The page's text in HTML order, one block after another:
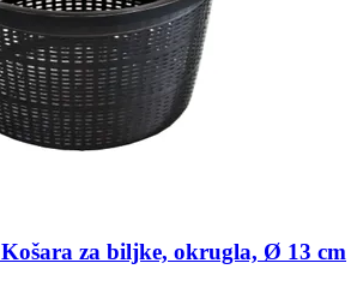
Košara za biljke, okrugla, Ø 13 cm